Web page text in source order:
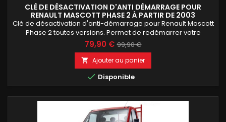
CLÉ DE DÉSACTIVATION D'ANTI DÉMARRAGE POUR
RENAULT MASCOTT PHASE 2 À PARTIR DE 2003
Clé de désactivation d'anti-démarrage pour Renault Mascott
Phase 2 toutes versions. Permet de redémarrer votre
véhicule même avec une clé défectueuse ou perdue. Aucun
code PIN ni programmation nécessaires, installation simple
en quelques minutes. Compatible avec toutes les versions
de Renault Mascott Phase 2 équipées du système d'origine.
79,90 € 99,90 €
 Ajouter au panier
 Disponible